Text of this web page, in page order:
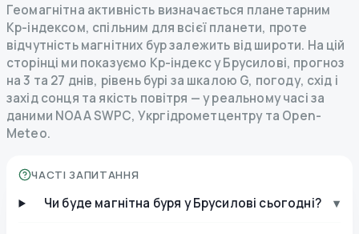
Геомагнітна активність визначається планетарним
Kp-індексом, спільним для всієї планети, проте
відчутність магнітних бур залежить від широти. На цій
сторінці ми показуємо Kp-індекс у Брусилові, прогноз
на 3 та 27 днів, рівень бурі за шкалою G, погоду, схід і
захід сонця та якість повітря — у реальному часі за
даними NOAA SWPC, Укргідрометцентру та Open-
Meteo.
ЧАСТІ ЗАПИТАННЯ
Чи буде магнітна буря у Брусилові сьогодні? ▾